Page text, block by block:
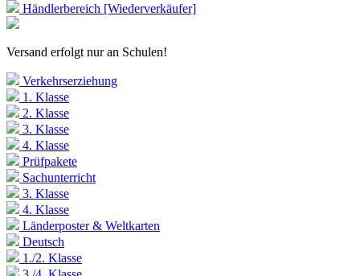
Händlerbereich [Wiederverkäufer]
Versand erfolgt nur an Schulen!
Verkehrserziehung
1. Klasse
2. Klasse
3. Klasse
4. Klasse
Prüfpakete
Sachunterricht
3. Klasse
4. Klasse
Länderposter & Weltkarten
Deutsch
1./2. Klasse